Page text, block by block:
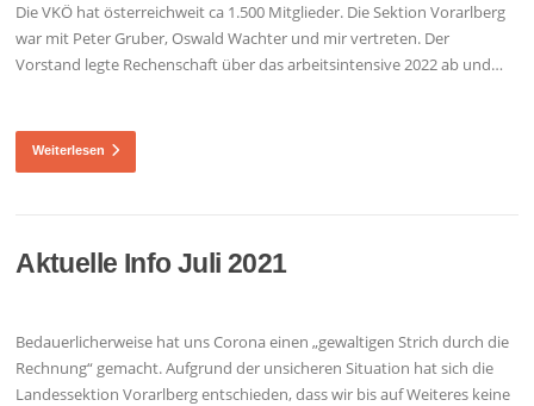
Die VKÖ hat österreichweit ca 1.500 Mitglieder. Die Sektion Vorarlberg
war mit Peter Gruber, Oswald Wachter und mir vertreten. Der
Vorstand legte Rechenschaft über das arbeitsintensive 2022 ab und…
Weiterlesen
Aktuelle Info Juli 2021
Bedauerlicherweise hat uns Corona einen „gewaltigen Strich durch die
Rechnung“ gemacht. Aufgrund der unsicheren Situation hat sich die
Landessektion Vorarlberg entschieden, dass wir bis auf Weiteres keine